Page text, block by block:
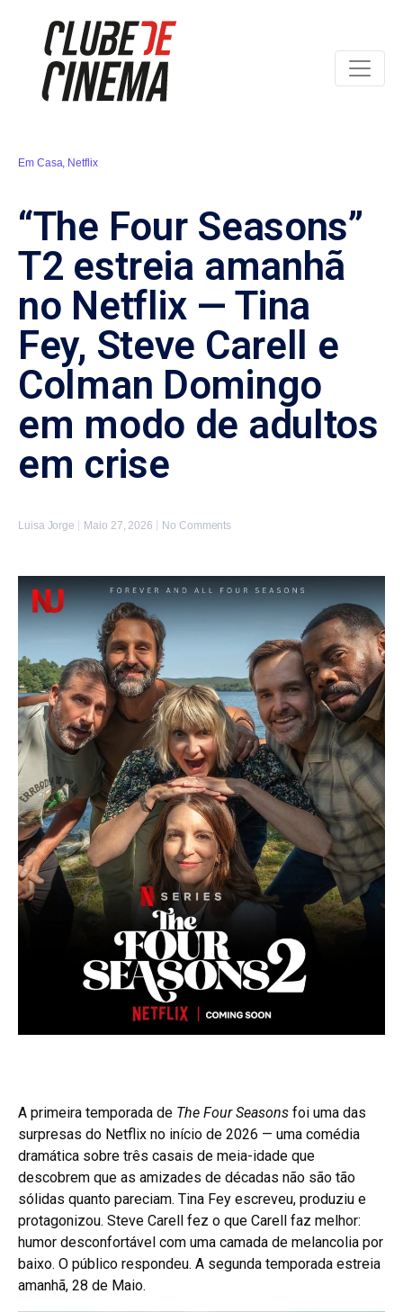
Em Casa Netflix
“The Four Seasons”
T2 estreia amanhã
no Netflix — Tina
Fey, Steve Carell e
Colman Domingo
em modo de adultos
em crise
Luisa Jorge Maio 27, 2026 No Comments
A primeira temporada de The Four Seasons foi uma das
surpresas do Netflix no início de 2026 — uma comédia
dramática sobre três casais de meia-idade que
descobrem que as amizades de décadas não são tão
sólidas quanto pareciam. Tina Fey escreveu, produziu e
protagonizou. Steve Carell fez o que Carell faz melhor:
humor desconfortável com uma camada de melancolia por
baixo. O público respondeu. A segunda temporada estreia
amanhã, 28 de Maio.